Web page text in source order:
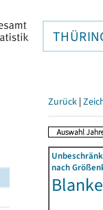
Zurück |
nach